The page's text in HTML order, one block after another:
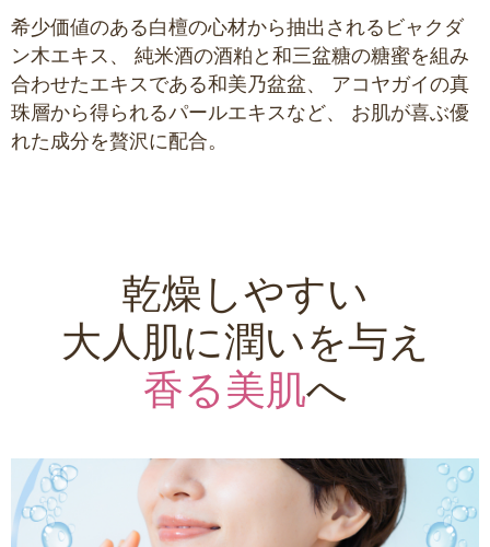
希少価値のある白檀の心材から抽出されるビャクダ
ン木エキス、
純米酒の酒粕と和三盆糖の糖蜜を組み
合わせたエキスである和美乃盆盆、
アコヤガイの真
珠層から得られるパールエキスなど、
お肌が喜ぶ優
れた成分を贅沢に配合。
乾燥しやすい
大人肌に潤いを与え
香る美肌へ